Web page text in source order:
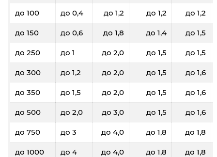
до 100 до 0,4 до 1,2 до 1,2 до 1,2
до 150 до 0,6 до 1,8 до 1,4 до 1,5
до 250 до 1 до 2,0 до 1,5 до 1,5
до 300 до 1,2 до 2,0 до 1,5 до 1,6
до 350 до 1,5 до 2,0 до 1,5 до 1,6
до 500 до 2,0 до 3,0 до 1,5 до 1,6
до 750 до 3 до 4,0 до 1,8 до 1,8
до 1000 до 4 до 4,0 до 1,8 до 1,8